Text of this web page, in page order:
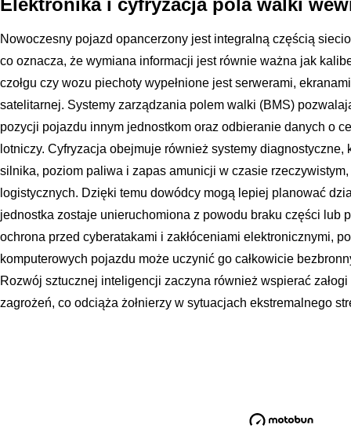
Elektronika i cyfryzacja pola walki
Nowoczesny pojazd opancerzony jest integralną częścią
co oznacza, że wymiana informacji jest równie ważna jak
czołgu czy wozu piechoty wypełnione jest serwerami,
satelitarnej. Systemy zarządzania polem walki (BMS)
pozycji pojazdu innym jednostkom oraz odbieranie danych o
lotniczy. Cyfryzacja obejmuje również systemy diagnostyczne,
silnika, poziom paliwa i zapas amunicji w czasie rzeczywistym,
logistycznych. Dzięki temu dowódcy mogą lepiej planować
jednostka zostaje unieruchomiona z powodu braku części lub
ochrona przed cyberatakami i zakłóceniami elektronicznymi,
komputerowych pojazdu może uczynić go całkowicie
Rozwój sztucznej inteligencji zaczyna również wspierać
zagrożeń, co odciąża żołnierzy w sytuacjach ekstremalnego